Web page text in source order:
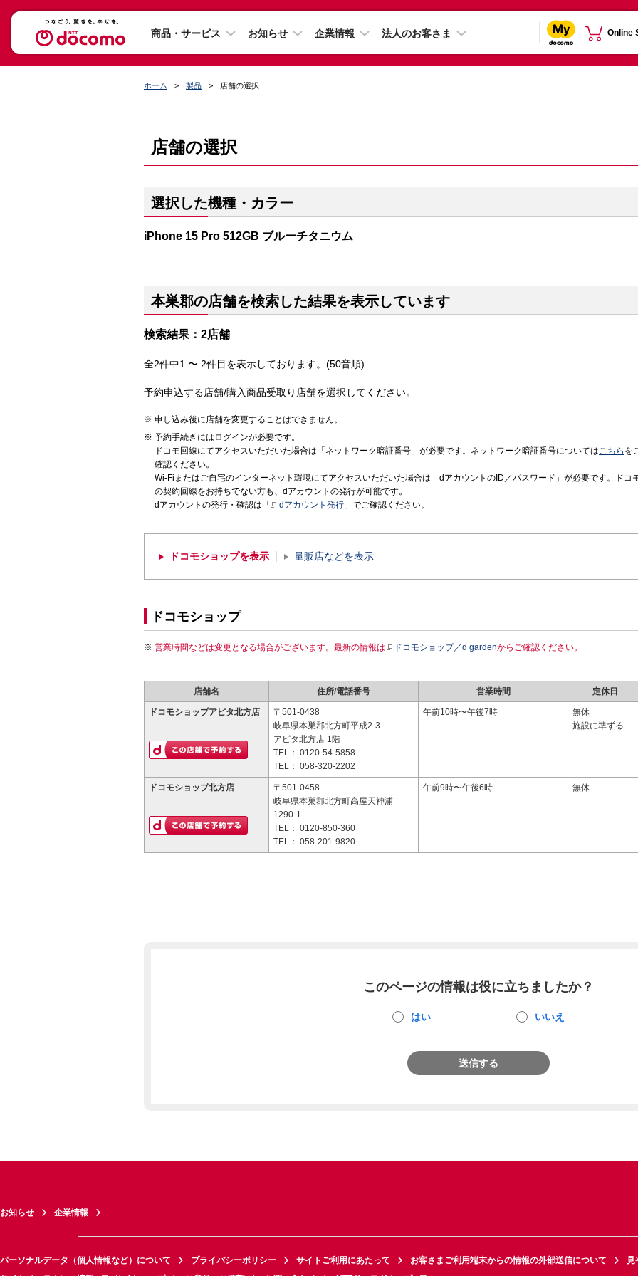
商品・サービス お知らせ 企業情報 法人のお客さま Online
ホーム 製品 店舗の選択
店舗の選択
選択した機種・カラー
iPhone 15 Pro 512GB ブルーチタニウム
本巣郡の店舗を検索した結果を表示しています
検索結果：2店舗
全2件中1 〜 2件目を表示しております。(50音順)
予約申込する店舗/購入商品受取り店舗を選択してください。
申し込み後に店舗を変更することはできません。
予約手続きにはログインが必要です。
ドコモ回線にてアクセスいただいた場合は「ネットワーク暗証番号」が必要です。ネットワーク暗証番号についてはこちら を
確認ください。
Wi-Fiまたはご自宅のインターネット環境にてアクセスいただいた場合は「dアカウントのID／パスワード」が必要です。ドコ
の契約回線をお持ちでない方も、dアカウントの発行が可能です。
dアカウントの発行・確認は「
dアカウント発行 」でご確認ください。
ドコモショップを表示 量販店などを表示
ドコモショップ
営業時間などは変更となる場合がございます。最新の情報は ドコモショップ／d gardenからご確認ください。
店舗名 住所/電話番号 営業時間 定休日
ドコモショップアピタ北方店
〒501-0438
岐阜県本巣郡北方町平成2-3
アピタ北方店 1階
TEL： 0120-54-5858
TEL： 058-320-2202
午前10時〜午後7時
無休
施設に準ずる
ドコモショップ北方店
〒501-0458
岐阜県本巣郡北方町高屋天神浦
1290-1
TEL： 0120-850-360
TEL： 058-201-9820
午前9時〜午後6時 無休
このページの情報は役に立ちましたか？
はい いいえ
送信する
お知らせ 企業情報
パーソナルデータ（個人情報など）について プライバシーポリシー サイトご利用にあたって お客さまご利用端末からの情報の外部送信について
見